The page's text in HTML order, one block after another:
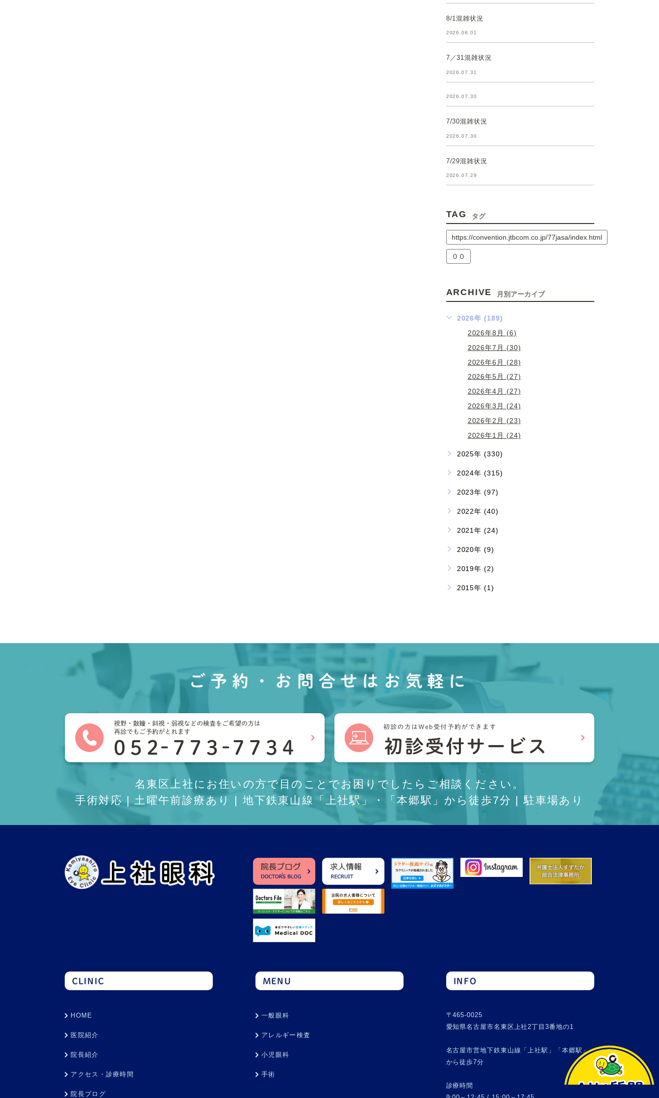
8/1混雑状況
2026.08.01
7／31混雑状況
2026.07.31
2026.07.30
7/30混雑状況
2026.07.30
7/29混雑状況
2026.07.29
TAG タグ
https://convention.jtbcom.co.jp/77jasa/index.html
００
ARCHIVE 月別アーカイブ
2026年 (189)
2026年8月 (6)
2026年7月 (30)
2026年6月 (28)
2026年5月 (27)
2026年4月 (27)
2026年3月 (24)
2026年2月 (23)
2026年1月 (24)
2025年 (330)
2024年 (315)
2023年 (97)
2022年 (40)
2021年 (24)
2020年 (9)
2019年 (2)
2015年 (1)
ご予約・お問合せは お気軽に
名東区上社にお住いの方で目のことでお困りでしたらご相談ください。
手術対応 | 土曜午前診療あり | 地下鉄東山線「上社駅」・「本郷駅」から徒歩7分 | 駐車場あり
CLINIC
HOME
医院紹介
院長紹介
アクセス・診療時間
院長ブログ
MENU
一般眼科
アレルギー検査
小児眼科
手術
INFO
〒465-0025
愛知県名古屋市名東区上社2丁目3番地の1
名古屋市営地下鉄東山線「上社駅」「本郷駅」
から徒歩7分
診療時間